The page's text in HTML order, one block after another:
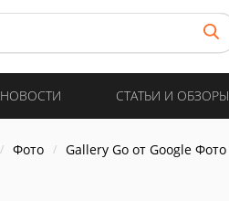
НОВОСТИ СТАТЬИ И ОБЗОРЫ
Фото Gallery Go от Google Фото